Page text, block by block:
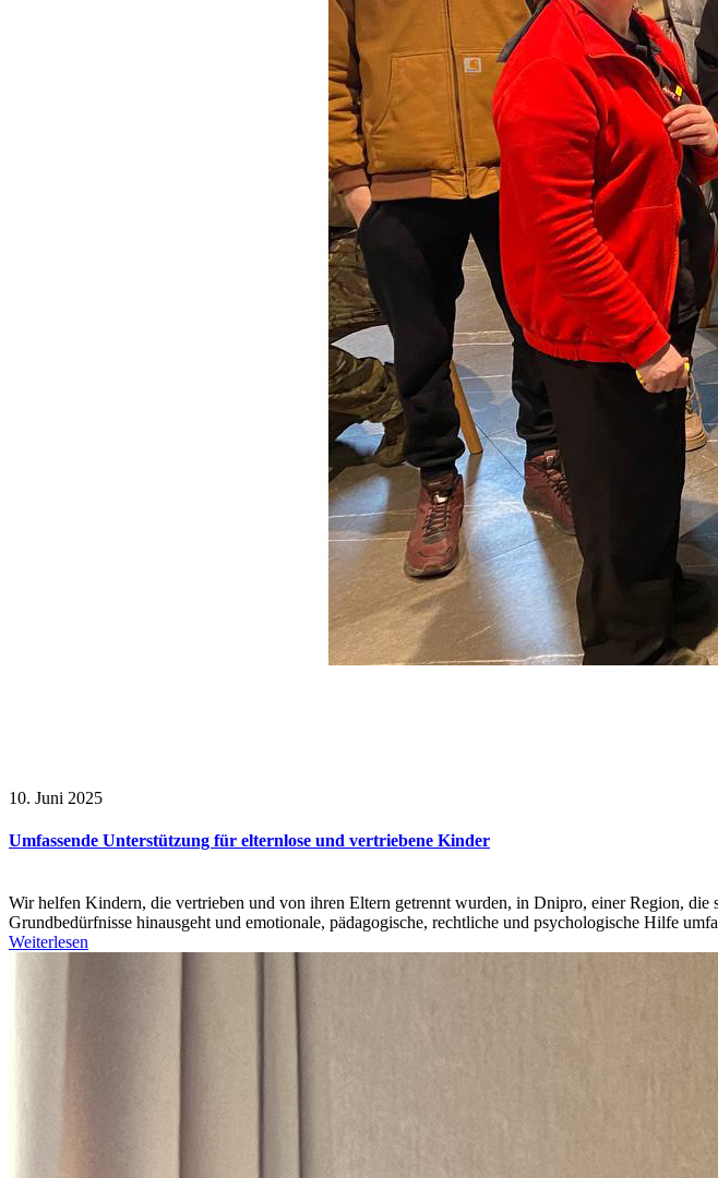
10. Juni 2025
Umfassende Unterstützung für elternlose und vertriebene Kinder
Wir helfen Kindern, die vertrieben und von ihren Eltern getrennt wurden, in Dnipro, einer Region,
Grundbedürfnisse hinausgeht und emotionale, pädagogische, rechtliche und psychologische Hilfe
Weiterlesen